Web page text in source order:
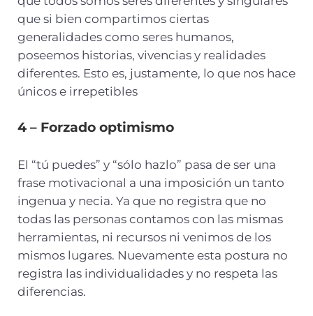
que si bien compartimos ciertas
generalidades como seres humanos,
poseemos historias, vivencias y realidades
diferentes. Esto es, justamente, lo que nos hace
únicos e irrepetibles
4 – Forzado optimismo
El “tú puedes” y “sólo hazlo” pasa de ser una
frase motivacional a una imposición un tanto
ingenua y necia. Ya que no registra que no
todas las personas contamos con las mismas
herramientas, ni recursos ni venimos de los
mismos lugares. Nuevamente esta postura no
registra las individualidades y no respeta las
diferencias.